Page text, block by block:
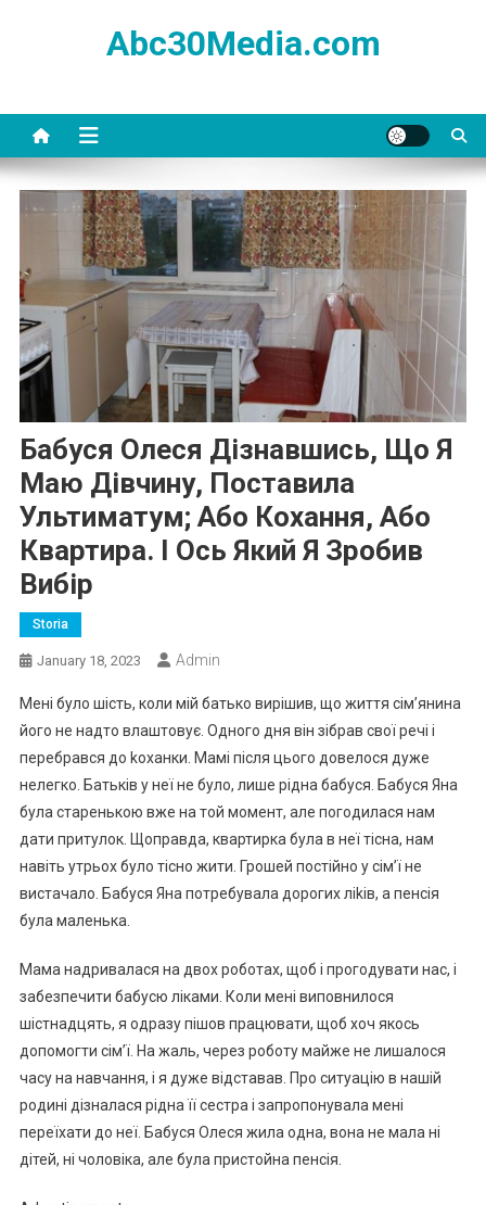
Abc30Media.com
Бабуся Олеся Дізнавшись, Що Я
Маю Дівчину, Поставила
Ультиматум; Або Кохання, Або
Квартира. І Ось Який Я Зробив
Вибір
Storia
January 18, 2023 Admin
Мені було шість, коли мій батько вирішив, що життя сім’янина
його не надто влаштовує. Одного дня він зібрав свої речі і
перебрався до kоханки. Мамі після цього довелося дуже
нелегко. Батьків у неї не було, лише рідна бабуся. Бабуся Яна
була старенькою вже на той момент, але погодилася нам
дати притулок. Щоправда, квартирка була в неї тісна, нам
навіть утрьох було тісно жити. Грошей постійно у сім’ї не
вистачало. Бабуся Яна потребувала дорогих ліkів, а пенсія
була маленька.
Мама надривалася на двох роботах, щоб і прогодувати нас, і
забезпечити бабусю ліками. Коли мені виповнилося
шістнадцять, я одразу пішов працювати, щоб хоч якось
допомогти сім’ї. На жаль, через роботу майже не лишалося
часу на навчання, і я дуже відставав. Про ситуацію в нашій
родині дізналася рідна її сестра і запропонувала мені
переїхати до неї. Бабуся Олеся жила одна, вона не мала ні
дітей, ні чоловіка, але була пристойна пенсія.